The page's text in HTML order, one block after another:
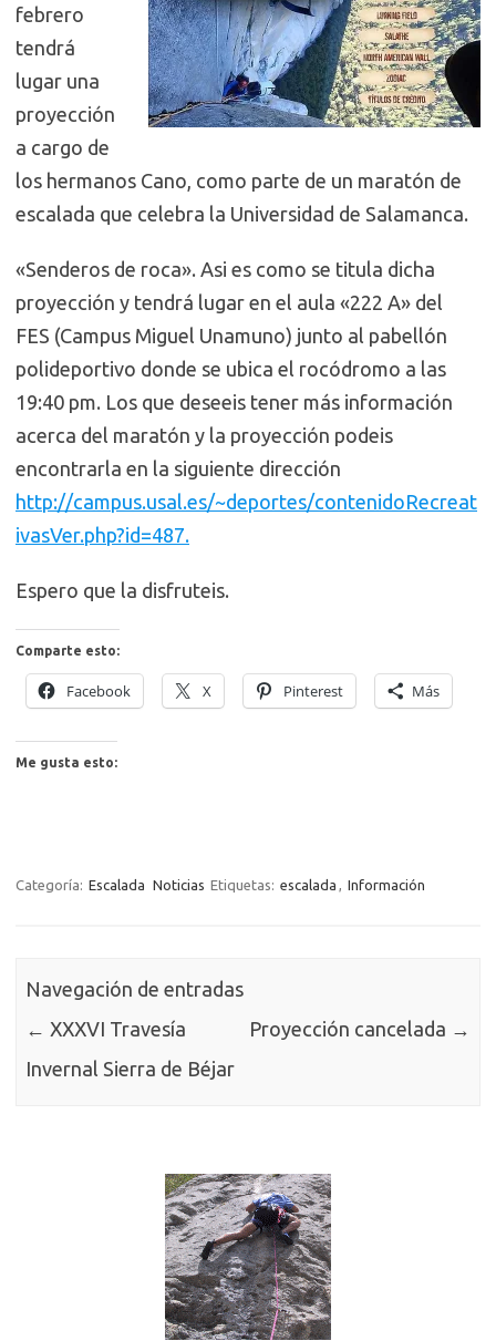
febrero
tendrá
lugar una
proyección
a cargo de
los hermanos Cano, como parte de un maratón de
escalada que celebra la Universidad de Salamanca.
«Senderos de roca». Asi es como se titula dicha
proyección y tendrá lugar en el aula «222 A» del
FES (Campus Miguel Unamuno) junto al pabellón
polideportivo donde se ubica el rocódromo a las
19:40 pm. Los que deseeis tener más información
acerca del maratón y la proyección podeis
encontrarla en la siguiente dirección
http://campus.usal.es/~deportes/contenidoRecreat
ivasVer.php?id=487.
Espero que la disfruteis.
Comparte esto:
Facebook X Pinterest Más
Me gusta esto:
Categoría: Escalada Noticias Etiquetas: escalada , Información
Navegación de entradas
← XXXVI Travesía
Invernal Sierra de Béjar
Proyección cancelada →